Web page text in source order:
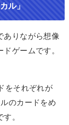
ル」
ありながら想像
ゲームです。
をそれぞれが
のカードをめ
。